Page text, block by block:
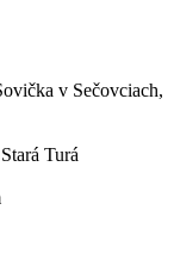
v Sečovciach,
Turá